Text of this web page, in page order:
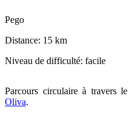
Pego
Distance: 15 km
Niveau de difficulté: facile
Parcours circulaire à travers le
Oliva.